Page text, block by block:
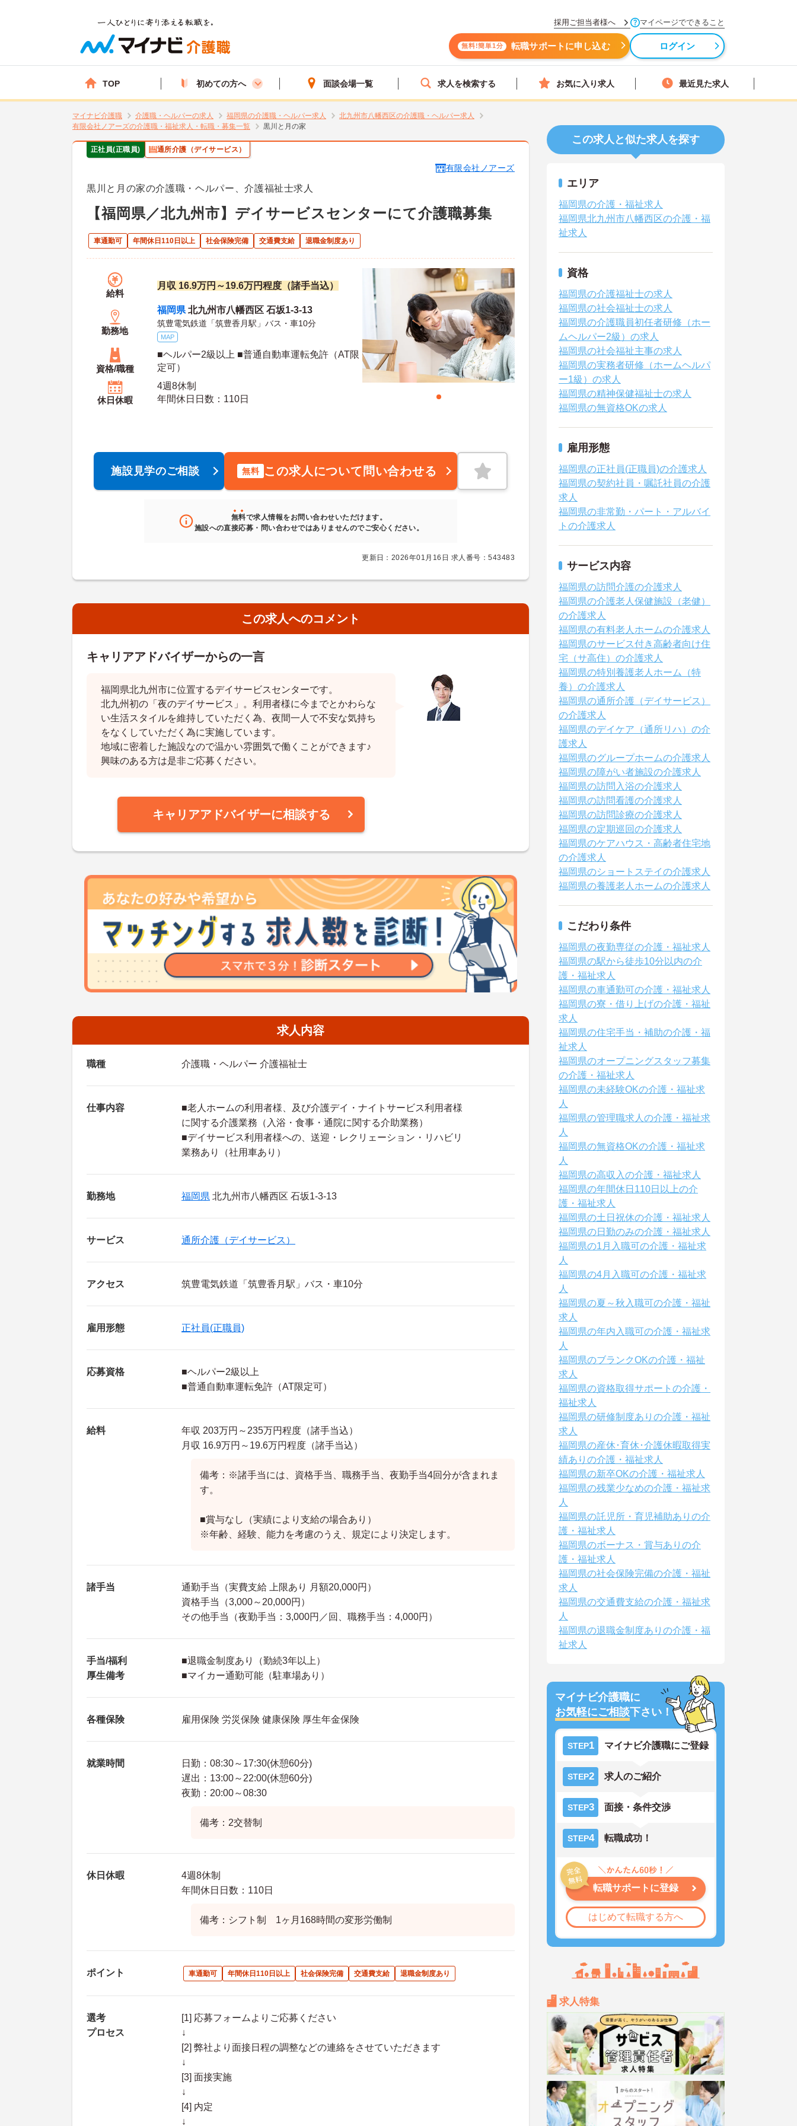
採用ご担当者様へ マイページでできること
無料!簡単1分 転職サポートに申し込む ログイン
TOP 初めての方へ 面談会場一覧 求人を検索する お気に入り求人 最近見た求人
マイナビ介護職 介護職・ヘルパーの求人 福岡県の介護職・ヘルパー求人
北九州市八幡西区の介護職・ヘルパー求人
有限会社ノアーズの介護職・福祉求人・転職・募集一覧
黒川と月の家
正社員(正職員) 通所介護（デイサービス）
有限会社ノアーズ
黒川と月の家の介護職・ヘルパー、介護福祉士求人
【福岡県／北九州市】デイサービスセンターにて介護職募集
車通勤可 年間休日110日以上 社会保険完備 交通費支給 退職金制度あり
給料
月収 16.9万円～19.6万円程度（諸手当込）
勤務地
福岡県 北九州市八幡西区 石坂1-3-13
筑豊電気鉄道「筑豊香月駅」バス・車10分
MAP
資格/職種
■ヘルパー2級以上 ■普通自動車運転免許（AT限
定可）
休日休暇
4週8休制
年間休日日数：110日
施設見学のご相談 無料 この求人について問い合わせる
無料で求人情報をお問い合わせいただけます。
施設への直接応募・問い合わせではありませんのでご安心ください。
更新日：2026年01月16日 求人番号：543483
この求人へのコメント
キャリアアドバイザーからの一言
福岡県北九州市に位置するデイサービスセンターです。
北九州初の「夜のデイサービス」。利用者様に今までとかわらな
い生活スタイルを維持していただく為、夜間一人で不安な気持ち
をなくしていただく為に実施しています。
地域に密着した施設なので温かい雰囲気で働くことができます♪
興味のある方は是非ご応募ください。
キャリアアドバイザーに相談する
求人内容
職種 介護職・ヘルパー 介護福祉士
仕事内容
■老人ホームの利用者様、及び介護デイ・ナイトサービス利用者様
に関する介護業務（入浴・食事・通院に関する介助業務）
■デイサービス利用者様への、送迎・レクリェーション・リハビリ
業務あり（社用車あり）
勤務地 福岡県 北九州市八幡西区 石坂1-3-13
サービス 通所介護（デイサービス）
アクセス 筑豊電気鉄道「筑豊香月駅」バス・車10分
雇用形態 正社員(正職員)
応募資格
■ヘルパー2級以上
■普通自動車運転免許（AT限定可）
給料
年収 203万円～235万円程度（諸手当込）
月収 16.9万円～19.6万円程度（諸手当込）
備考：※諸手当には、資格手当、職務手当、夜勤手当4回分が含まれま
す。
■賞与なし（実績により支給の場合あり）
※年齢、経験、能力を考慮のうえ、規定により決定します。
諸手当
通勤手当（実費支給 上限あり 月額20,000円）
資格手当（3,000～20,000円）
その他手当（夜勤手当：3,000円／回、職務手当：4,000円）
手当/福利
厚生備考
■退職金制度あり（勤続3年以上）
■マイカー通勤可能（駐車場あり）
各種保険 雇用保険 労災保険 健康保険 厚生年金保険
就業時間
日勤：08:30～17:30(休憩60分)
遅出：13:00～22:00(休憩60分)
夜勤：20:00～08:30
備考：2交替制
休日休暇
4週8休制
年間休日日数：110日
備考：シフト制 1ヶ月168時間の変形労働制
ポイント 車通勤可 年間休日110日以上 社会保険完備 交通費支給 退職金制度あり
選考
プロセス
[1] 応募フォームよりご応募ください
↓
[2] 弊社より面接日程の調整などの連絡をさせていただきます
↓
[3] 面接実施
↓
[4] 内定
↓
この求人と似た求人を探す
エリア
福岡県の介護・福祉求人
福岡県北九州市八幡西区の介護・福
祉求人
資格
福岡県の介護福祉士の求人
福岡県の社会福祉士の求人
福岡県の介護職員初任者研修（ホー
ムヘルパー2級）の求人
福岡県の社会福祉主事の求人
福岡県の実務者研修（ホームヘルパ
ー1級）の求人
福岡県の精神保健福祉士の求人
福岡県の無資格OKの求人
雇用形態
福岡県の正社員(正職員)の介護求人
福岡県の契約社員・嘱託社員の介護
求人
福岡県の非常勤・パート・アルバイ
トの介護求人
サービス内容
福岡県の訪問介護の介護求人
福岡県の介護老人保健施設（老健）
の介護求人
福岡県の有料老人ホームの介護求人
福岡県のサービス付き高齢者向け住
宅（サ高住）の介護求人
福岡県の特別養護老人ホーム（特
養）の介護求人
福岡県の通所介護（デイサービス）
の介護求人
福岡県のデイケア（通所リハ）の介
護求人
福岡県のグループホームの介護求人
福岡県の障がい者施設の介護求人
福岡県の訪問入浴の介護求人
福岡県の訪問看護の介護求人
福岡県の訪問診療の介護求人
福岡県の定期巡回の介護求人
福岡県のケアハウス・高齢者住宅地
の介護求人
福岡県のショートステイの介護求人
福岡県の養護老人ホームの介護求人
こだわり条件
福岡県の夜勤専従の介護・福祉求人
福岡県の駅から徒歩10分以内の介
護・福祉求人
福岡県の車通勤可の介護・福祉求人
福岡県の寮・借り上げの介護・福祉
求人
福岡県の住宅手当・補助の介護・福
祉求人
福岡県のオープニングスタッフ募集
の介護・福祉求人
福岡県の未経験OKの介護・福祉求
人
福岡県の管理職求人の介護・福祉求
人
福岡県の無資格OKの介護・福祉求
人
福岡県の高収入の介護・福祉求人
福岡県の年間休日110日以上の介
護・福祉求人
福岡県の土日祝休の介護・福祉求人
福岡県の日勤のみの介護・福祉求人
福岡県の1月入職可の介護・福祉求
人
福岡県の4月入職可の介護・福祉求
人
福岡県の夏～秋入職可の介護・福祉
求人
福岡県の年内入職可の介護・福祉求
人
福岡県のブランクOKの介護・福祉
求人
福岡県の資格取得サポートの介護・
福祉求人
福岡県の研修制度ありの介護・福祉
求人
福岡県の産休･育休･介護休暇取得実
績ありの介護・福祉求人
福岡県の新卒OKの介護・福祉求人
福岡県の残業少なめの介護・福祉求
人
福岡県の託児所・育児補助ありの介
護・福祉求人
福岡県のボーナス・賞与ありの介
護・福祉求人
福岡県の社会保険完備の介護・福祉
求人
福岡県の交通費支給の介護・福祉求
人
福岡県の退職金制度ありの介護・福
祉求人
マイナビ介護職に
お気軽にご相談下さい！
STEP1 マイナビ介護職にご登録
STEP2 求人のご紹介
STEP3 面接・条件交渉
STEP4 転職成功！
転職サポートに登録
はじめて転職する方へ
求人特集